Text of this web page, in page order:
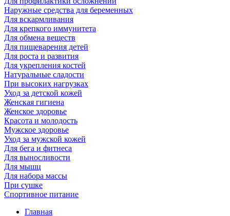
Наружные средства для беременных
Для вскармливания
Для крепкого иммунитета
Для обмена веществ
Для пищеварения детей
Для роста и развития
Для укрепления костей
Натуральные сладости
При высоких нагрузках
Уход за детской кожей
Женская гигиена
Женское здоровье
Красота и молодость
Мужское здоровье
Уход за мужской кожей
Для бега и фитнеса
Для выносливости
Для мышц
Для набора массы
При сушке
Спортивное питание
Главная